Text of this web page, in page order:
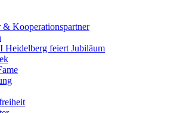
& Kooperationspartner
Heidelberg feiert Jubiläum